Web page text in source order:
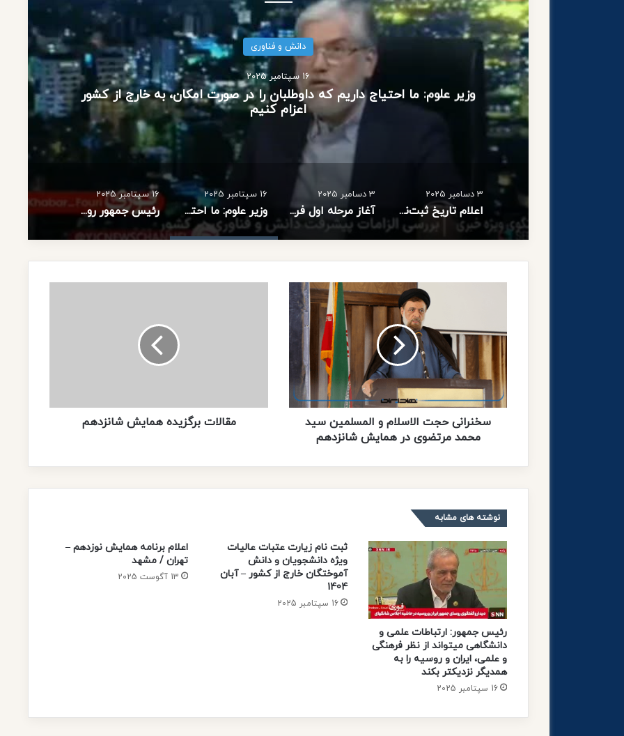
دانش و فناوری
16 سپتامبر 2025
وزیر علوم: ما احتیاج داریم که داوطلبان را در صورت امکان، به خارج از کشور
اعزام کنیم
3 دسامبر 2025
اعلام تاریخ ثبت‌نام و برگزاری آزمون كارشناسی ارشد ناپیوسته سال 1405
3 دسامبر 2025
آغاز مرحله اول فراخوان جذب اعضای هیات علمی
16 سپتامبر 2025
وزیر علوم: ما احتیاج داریم که داوطلبان را در صورت امکان، به خارج از کشور اعزام کنیم
16 سپتامبر 2025
رئیس جمهور روسیه: تعداد انبوهی از دانشجویان ایرانی، روسیه را برای تحصیل انتخاب می کنند.
ر
ی
ح
ج
ا
ا
و
ا
ل
ی
ن
س
ی
سخنرانی حجت الاسلام و المسلمین سید
محمد مرتضوی در همایش شانزدهم
گ
ه
ش
ا
مقالات برگزیده همایش شانزدهم
نوشته های مشابه
رئیس جمهور: ارتباطات علمی و
دانشگاهی میتواند از نظر فرهنگی
و علمی، ایران و روسیه را به
همدیگر نزدیکتر بکند
16 سپتامبر 2025
ثبت نام زیارت عتبات عالیات
ویژه دانشجویان و دانش
آموختگان خارج از کشور – آبان
1404
16 سپتامبر 2025
اعلام برنامه همایش نوزدهم –
تهران / مشهد
13 آگوست 2025